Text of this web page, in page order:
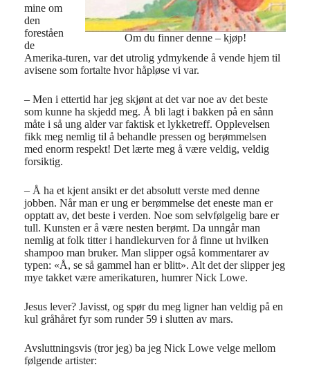
Om du finner denne – kjøp!
mine om
den
foreståen
de
Amerika-turen, var det utrolig ydmykende å vende hjem til
avisene som fortalte hvor håpløse vi var.
– Men i ettertid har jeg skjønt at det var noe av det beste
som kunne ha skjedd meg. Å bli lagt i bakken på en sånn
måte i så ung alder var faktisk et lykketreff. Opplevelsen
fikk meg nemlig til å behandle pressen og berømmelsen
med enorm respekt! Det lærte meg å være veldig, veldig
forsiktig.
– Å ha et kjent ansikt er det absolutt verste med denne
jobben. Når man er ung er berømmelse det eneste man er
opptatt av, det beste i verden. Noe som selvfølgelig bare er
tull. Kunsten er å være nesten berømt. Da unngår man
nemlig at folk titter i handlekurven for å finne ut hvilken
shampoo man bruker. Man slipper også kommentarer av
typen: «Å, se så gammel han er blitt». Alt det der slipper jeg
mye takket være amerikaturen, humrer Nick Lowe.
Jesus lever? Javisst, og spør du meg ligner han veldig på en
kul gråhåret fyr som runder 59 i slutten av mars.
Avsluttningsvis (tror jeg) ba jeg Nick Lowe velge mellom
følgende artister: